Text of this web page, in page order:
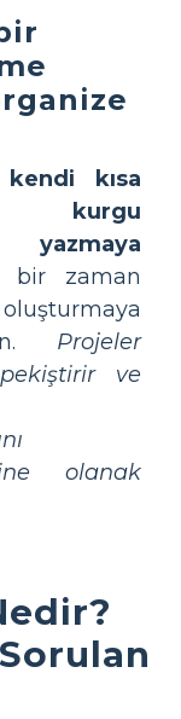
kısa
kurgu
yazmaya
bir zaman
Projeler
ve
olanak